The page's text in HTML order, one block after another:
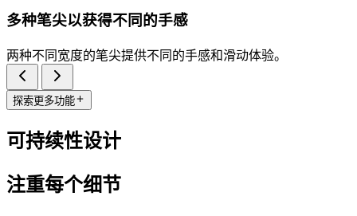
多种笔尖以获得不同的手感
两种不同宽度的笔尖提供不同的手感和滑动体验。
探索更多功能
可持续性设计
注重每个细节